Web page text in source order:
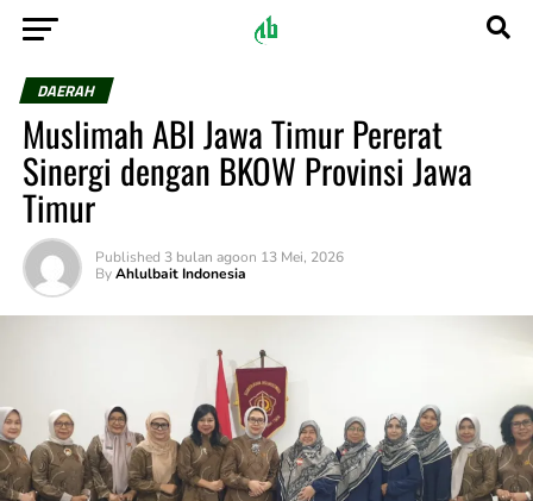
DAERAH
Muslimah ABI Jawa Timur Pererat
Sinergi dengan BKOW Provinsi Jawa
Timur
Published 3 bulan agoon 13 Mei, 2026
By Ahlulbait Indonesia